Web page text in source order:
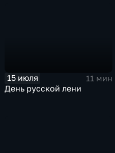
15 июля
11 мин
День русской лени